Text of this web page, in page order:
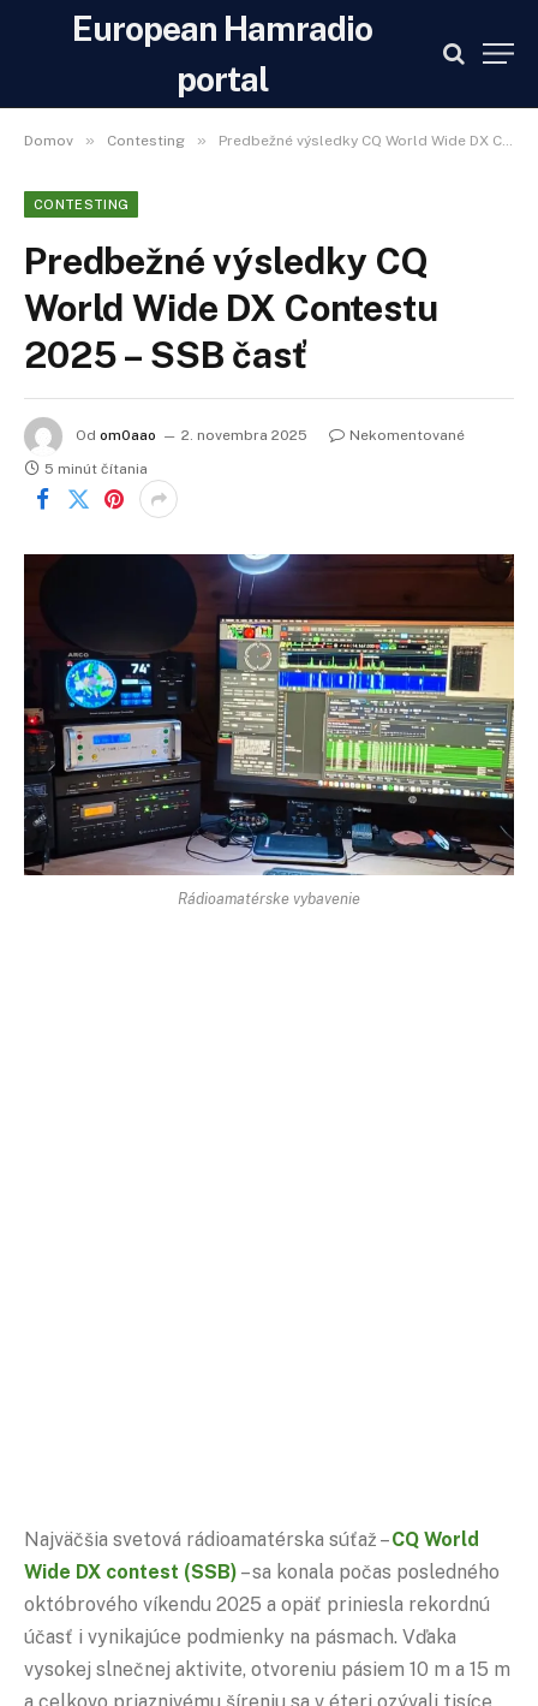
European Hamradio
portal
Domov » Contesting » Predbežné výsledky CQ World Wide DX Contestu 2025 – SSB časť
CONTESTING
Predbežné výsledky CQ
World Wide DX Contestu
2025 – SSB časť
Od om0aao 2. novembra 2025
Nekomentované
5 minút čítania
Rádioamatérske vybavenie
Najväčšia svetová rádioamatérska súťaž –CQ World
Wide DX contest (SSB) – sa konala počas posledného
októbrového víkendu 2025 a opäť priniesla rekordnú
účasť i vynikajúce podmienky na pásmach. Vďaka
vysokej slnečnej aktivite, otvoreniu pásiem 10 m a 15 m